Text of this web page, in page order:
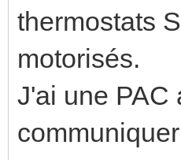
thermostats
motorisés.
J'ai une PAC